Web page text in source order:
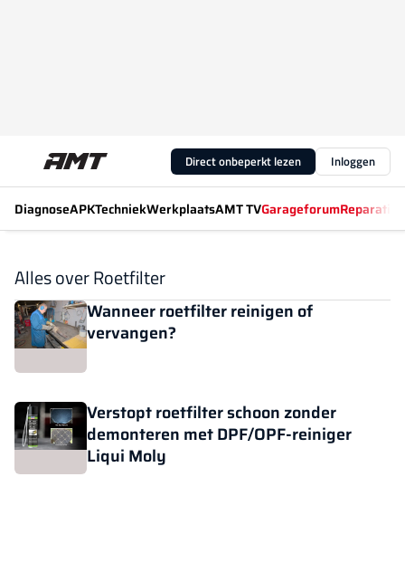
Direct onbeperkt lezen Inloggen
DiagnoseAPKTechniekWerkplaatsAMT TVGarageforum
Alles over Roetfilter
Wanneer roetfilter reinigen of
vervangen?
Verstopt roetfilter schoon zonder
demonteren met DPF/OPF-reiniger
Liqui Moly